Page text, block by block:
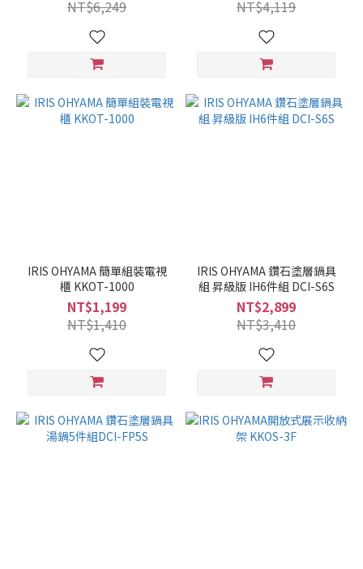
NT$6,249
NT$4,119
IRIS OHYAMA 簡單組裝電視
櫃 KKOT-1000
NT$1,199
NT$1,410
IRIS OHYAMA 鑽石塗層鍋具
組 昇級版 IH6件組 DCI-S6S
NT$2,899
NT$3,410